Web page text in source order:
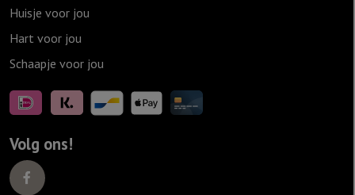
Huisje voor jou
Hart voor jou
Schaapje voor jou
Volg ons!